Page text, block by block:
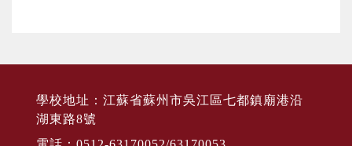
學校地址：江蘇省蘇州市吳江區七都鎮廟港沿
湖東路8號